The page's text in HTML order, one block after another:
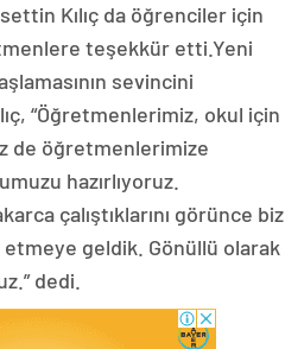
Kılıç da öğrenciler için
teşekkür etti.Yeni
sevincini
“Öğretmenlerimiz, okul için
de öğretmenlerimize
hazırlıyoruz.
çalıştıklarını görünce biz
geldik. Gönüllü olarak
dedi.